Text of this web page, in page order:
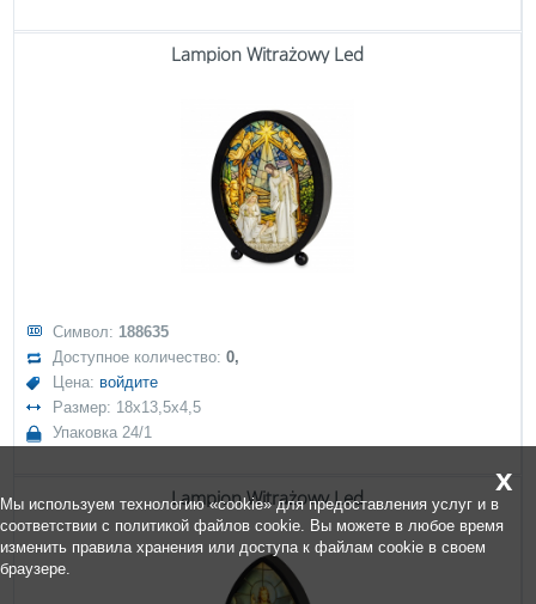
Lampion Witrażowy Led
Символ: 188635
Доступное количество:0,
Цена: войдите
Размер: 18x13,5x4,5
Упаковка 24/1
Lampion Witrażowy Led x
Мы используем технологию «cookie» для предоставления услуг и в
соответствии с политикой файлов cookie. Вы можете в любое время
изменить правила хранения или доступа к файлам cookie в своем
браузере.